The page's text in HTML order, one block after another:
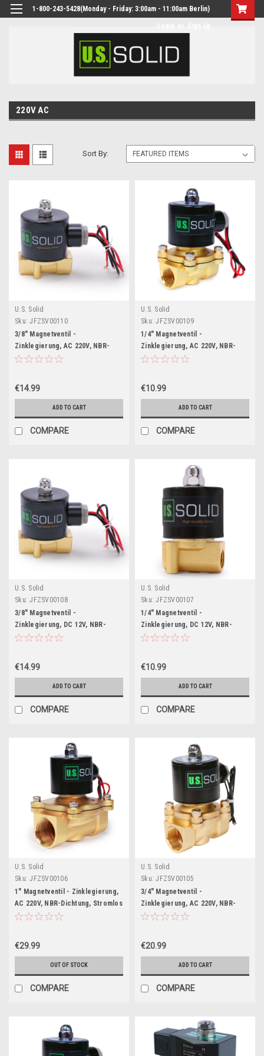
1-800-243-5428(Monday - Friday: 3:00am - 11:00am Berlin)
220V AC
Sort By:
U.S. Solid
Sku: JFZSV00110
3/8" Magnetventil -
Zinklegierung, AC 220V, NBR-
Dichtung, Stromlos geschlossen
€14.99
ADD TO CART
COMPARE
U.S. Solid
Sku: JFZSV00109
1/4" Magnetventil -
Zinklegierung, AC 220V, NBR-
Dichtung, Stromlos geschlossen
€10.99
ADD TO CART
COMPARE
U.S. Solid
Sku: JFZSV00108
3/8" Magnetventil -
Zinklegierung, DC 12V, NBR-
Dichtung, Stromlos geschlossen
€14.99
ADD TO CART
COMPARE
U.S. Solid
Sku: JFZSV00107
1/4" Magnetventil -
Zinklegierung, DC 12V, NBR-
Dichtung, Stromlos geschlossen
€10.99
ADD TO CART
COMPARE
U.S. Solid
Sku: JFZSV00106
1" Magnetventil - Zinklegierung,
AC 220V, NBR-Dichtung, Stromlos
geschlossen
€29.99
OUT OF STOCK
COMPARE
U.S. Solid
Sku: JFZSV00105
3/4" Magnetventil -
Zinklegierung, AC 220V, NBR-
Dichtung, Stromlos geschlossen
€20.99
ADD TO CART
COMPARE